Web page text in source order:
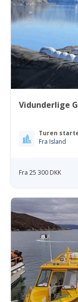
Vidunderlige
Turen
Fra Island
Fra 25 300 DKK